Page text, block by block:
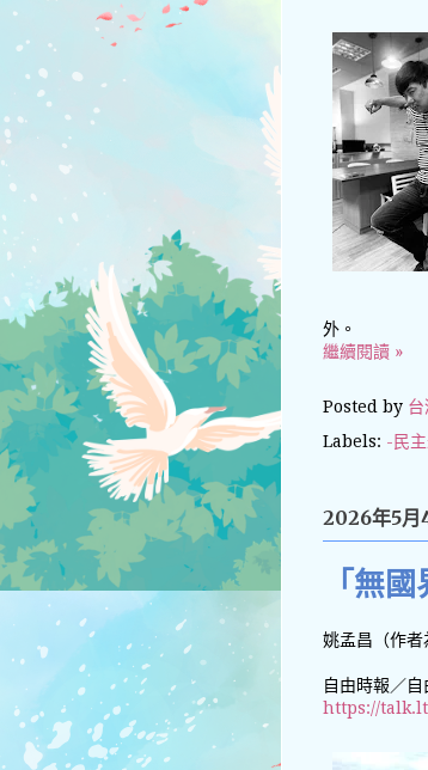
外。
繼續閱讀 »
Posted by
Labels: -民
2026年5月
「無
姚孟昌（作者
自由時報／
https://